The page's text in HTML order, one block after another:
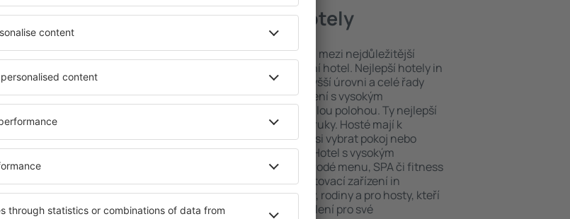
nebude
all
a
přesně
hotelu.
bezplatného
jak v blízkosti
Jsou jako
hotel
cestu už
Kulamavu – nejlepší hotely
Komplexní služby a výhodná poloha patří mezi nejdůležitější
kritéria, která musí splnit každý exklusivní hotel. Nejlepší hotely in
Kulamavu jsou zárukou obsluhy na nejvyšší úrovni a celé řady
dalších výhod pro hosty. Ubytovací zařízení s vysokým
standardem se mohou pochlubit dokonalou polohou. Ty nejlepší
atrakce in Kulamavu tak máte na dosah ruky. Hosté mají k
dispozici i bezplatné parkování a mohou si vybrat pokoj nebo
apartmán přesně podle svých představ. Hotel s vysokým
standardem znamená mimo jiné i různorodé menu, SPA či fitness
areál nebo atrakce pro děti. Nejlepší ubytovací zařízení in
Kulamavu jsou skvělým řešením pro páry, rodiny a pro hosty, kteří
cestují služebně nebo chtějí pořádat školení pro své